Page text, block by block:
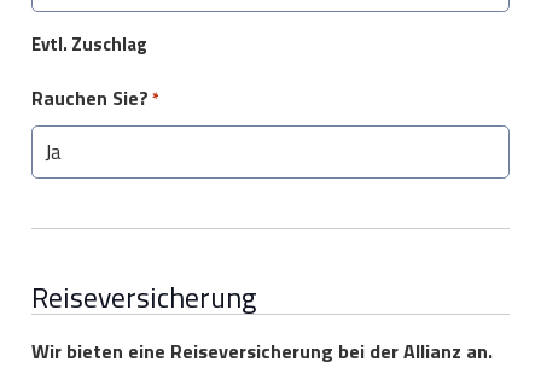
Evtl. Zuschlag
Rauchen Sie? *
Reiseversicherung
Wir bieten eine Reiseversicherung bei der Allianz an.